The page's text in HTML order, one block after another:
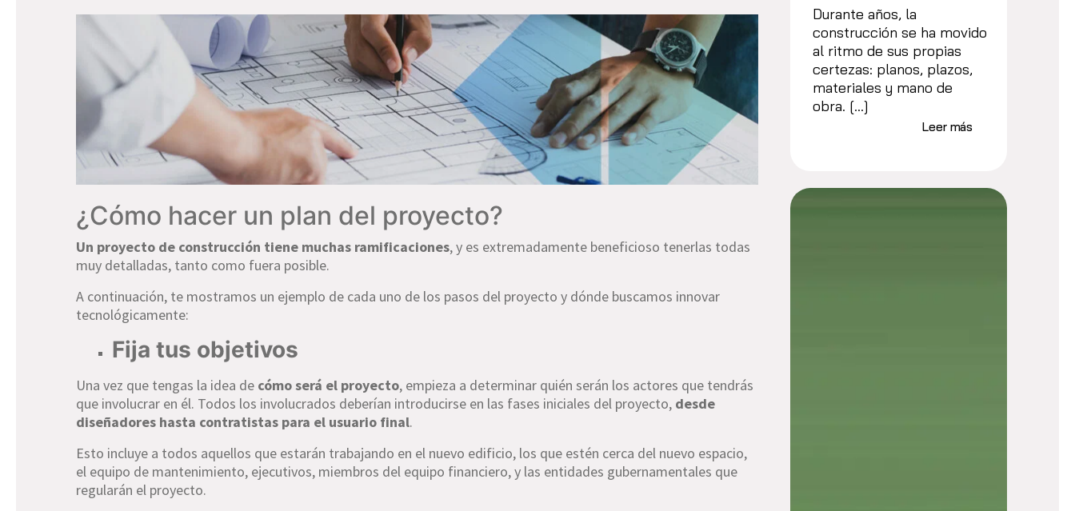
¿Cómo hacer un plan del proyecto?
Un proyecto de construcción tiene muchas ramificaciones, y es extremadamente beneficioso tenerlas todas
muy detalladas, tanto como fuera posible.
A continuación, te mostramos un ejemplo de cada uno de los pasos del proyecto y dónde buscamos innovar
tecnológicamente:
Fija tus objetivos
Una vez que tengas la idea de cómo será el proyecto, empieza a determinar quién serán los actores que tendrás
que involucrar en él. Todos los involucrados deberían introducirse en las fases iniciales del proyecto, desde
diseñadores hasta contratistas para el usuario final.
Esto incluye a todos aquellos que estarán trabajando en el nuevo edificio, los que estén cerca del nuevo espacio,
el equipo de mantenimiento, ejecutivos, miembros del equipo financiero, y las entidades gubernamentales que
regularán el proyecto.
Durante años, la
construcción se ha movido
al ritmo de sus propias
certezas: planos, plazos,
materiales y mano de
obra. […]
Leer más